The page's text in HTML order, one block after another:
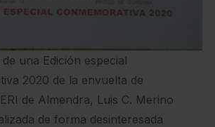
una Edición especial
2020 de la envuelta de
de Almendra, Luis C. Merino
de forma desinteresada